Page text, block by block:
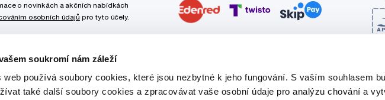
soukromí nám záleží
web používá soubory cookies, které jsou nezbytné k jeho fungování. S vaším souhlasem
také další soubory cookies a zpracovávat vaše osobní údaje pro analýzu chování a
o novinkách a akčních nabídkách
osobních údajů pro tyto účely.